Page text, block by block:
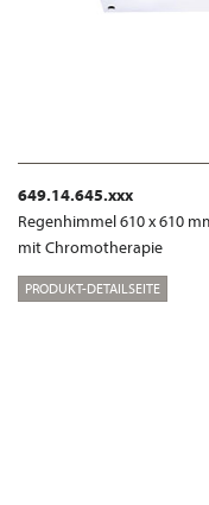
649.14.645.xxx
Regenhimmel 610 x 610
mit Chromotherapie
PRODUKT-DETAILSEITE